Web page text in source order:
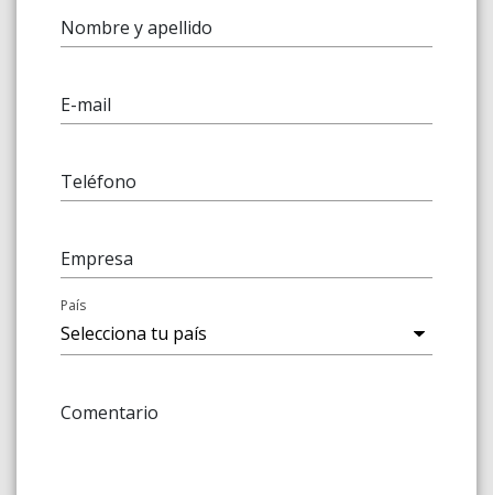
Nombre y apellido
E-mail
Teléfono
Empresa
País
Comentario